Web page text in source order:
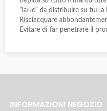
“latte” da distribuire su tutta
Risciacquare
Evitare di far penetrare il
INFORMAZIONI NEGOZIO